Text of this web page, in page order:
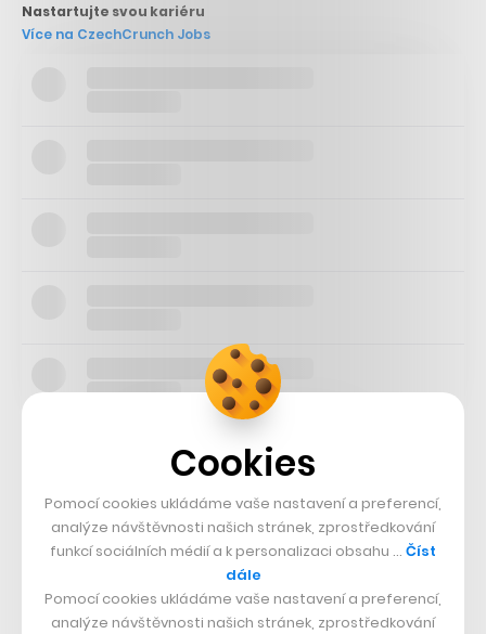
Nastartujte svou kariéru
Více na CzechCrunch Jobs
„Před vydáním 1428: Shadows over Silesia jsem měl
mohla zaplatit vývoj nějaké další. To se bohužel
nestalo, ale rozhodně to nehodnotím jako neúspěch,“
popisuje vývojář. Alespoň na sebe si však hra vydělala.
„Také jsem se toho hodně naučil a otevřelo mi to cestu
Cookies
Pomocí cookies ukládáme vaše nastavení a preferencí,
analýze návštěvnosti našich stránek, zprostředkování
funkcí sociálních médií a k personalizaci obsahu … Číst
dále
Pomocí cookies ukládáme vaše nastavení a preferencí,
analýze návštěvnosti našich stránek, zprostředkování